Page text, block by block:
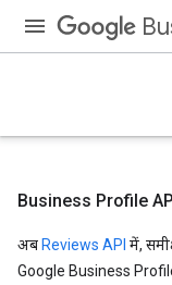
Business Profile
अब Reviews API में,
Google Business